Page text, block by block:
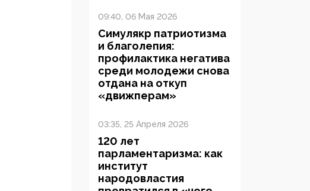
09:40, 06 Мая 2026
Симулякр патриотизма
и благолепия:
профилактика негатива
среди молодежи снова
отдана на откуп
«движперам»
03:35, 25 Апреля 2026
120 лет
парламентаризма: как
институт
народовластия